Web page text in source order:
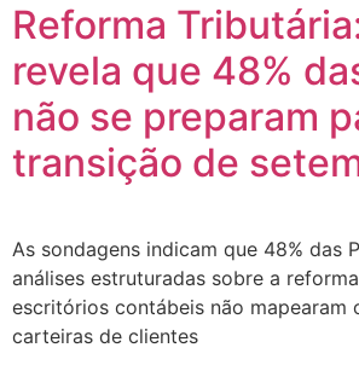
Reforma
revela que 48%
não se preparam
transição de
As sondagens indicam que 48% das
análises estruturadas sobre a
escritórios contábeis não mapearam
carteiras de clientes